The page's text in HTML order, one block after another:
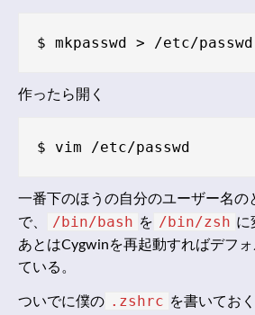
作ったら開く
一番下のほうの自分のユーザー名の
で、
/bin/bash を /bin/zsh に
あとはCygwinを再起動すればデフ
ている。
ついでに僕の .zshrc を書いておく